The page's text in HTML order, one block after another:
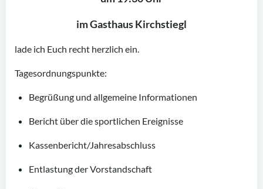
im Gasthaus Kirchstiegl
lade ich Euch recht herzlich ein.
Tagesordnungspunkte:
Begrüßung und allgemeine Informationen
Bericht über die sportlichen Ereignisse
Kassenbericht/Jahresabschluss
Entlastung der Vorstandschaft